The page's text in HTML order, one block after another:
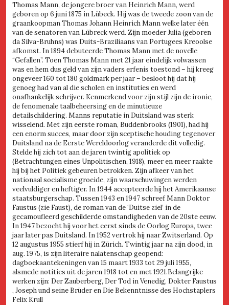
Thomas Mann, de jongere broer van Heinrich Mann, werd
geboren op 6 juni 1875 in Lübeck. Hij was de tweede zoon van de
graankoopman Thomas Johann Heinrich Mann welke later één
van de senatoren van Lübreck werd. Zijn moeder Julia (geboren
da Silva-Bruhns) was Duits-Braziliaans van Portugees Kreoolse
afkomst. In 1894 debuteerde Thomas Mann met de novelle
“Gefallen”. Toen Thomas Mann met 21 jaar eindelijk volwassen
was en hem dus geld van zijn vaders erfenis toestond – hij kreeg
ongeveer 160 tot 180 goldmark per jaar – besloot hij dat hij
genoeg had van al die scholen en instituties en werd
onafhankelijk schrijver. Kenmerkend voor zijn stijl zijn de ironie,
de fenomenale taalbeheersing en de minutieuze
detailschildering. Manns reputatie in Duitsland was sterk
wisselend. Met zijn eerste roman, Buddenbrooks (1901), had hij
een enorm succes, maar door zijn sceptische houding tegenover
Duitsland na de Eerste Wereldoorlog veranderde dit volledig.
Stelde hij zich tot aan de jaren twintig apolitiek op
(Betrachtungen eines Unpolitischen, 1918), meer en meer raakte
hij bij het Politiek gebeuren betrokken. Zijn afkeer van het
nationaal socialisme groeide, zijn waarschuwingen werden
veelvuldiger en heftiger. In 1944 accepteerde hij het Amerikaanse
staatsburgerschap. Tussen 1943 en 1947 schreef Mann Doktor
Faustus (zie Faust), de roman van de ‘Duitse ziel’ in de
gecamoufleerd geschilderde omstandigheden van de 20ste eeuw.
In 1947 bezocht hij voor het eerst sinds de Oorlog Europa, twee
jaar later pas Duitsland. In 1952 vertrok hij naar Zwitserland. Op
12 augustus 1955 stierf hij in Zürich. Twintig jaar na zijn dood, in
aug. 1975, is zijn literaire nalatenschap geopend:
dagboekaantekeningen van 15 maart 1933 tot 29 juli 1955,
alsmede notities uit de jaren 1918 tot en met 1921.Belangrijke
werken zijn: Der Zauberberg, Der Tod in Venedig, Dokter Faustus
, Joseph und seine Brüder en Die Bekenntnisse des Hochstaplers
Felix Krull